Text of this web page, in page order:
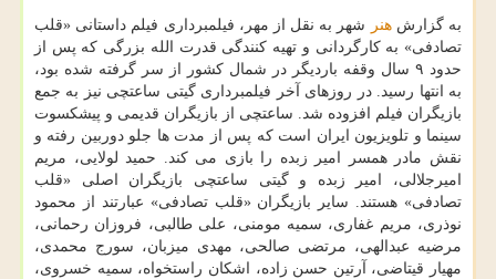
به گزارشهنر
شهر به نقل از مهر، فیلمبرداری فیلم داستانی «قلب
تصادفی» به کارگردانی و تهیه کنندگی قدرت الله بزرگی که پس از
حدود ۹ سال وقفه باردیگر در شمال کشور از سر گرفته شده بود،
به انتها رسید. در روزهای آخر فیلمبرداری گیتی ساعتچی نیز به جمع
بازیگران فیلم افزوده شد. ساعتچی از بازیگران قدیمی و پیشکسوت
سینما و تلویزیون ایران است که پس از مدت ها جلو دوربین رفته و
نقش مادر همسر امیر زبده را بازی می کند. حمید لولایی، مریم
امیرجلالی، امیر زبده و گیتی ساعتچی بازیگران اصلی «قلب
تصادفی» هستند. سایر بازیگران «قلب تصادفی» عبارتند از محمود
نوذری، مریم غفاری، سمیه مومنی، علی طالبی، فروزان رحمانی،
مرضیه عبدالهی، مرتضی صالحی، مهدی میزبان، سورج محمدی،
مهیار قیتاضی، آرتین حسن زاده، اشکان راستخواه، سمیه خسروی،